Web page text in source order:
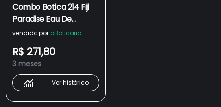
Combo Botica 214 Fiji
Paradise Eau De
Parfum 90 ml + Men
Desodorante
Antitranspirante
90g/150ml
vendido por oBoticario
R$ 271,80
3 meses
Ver histórico